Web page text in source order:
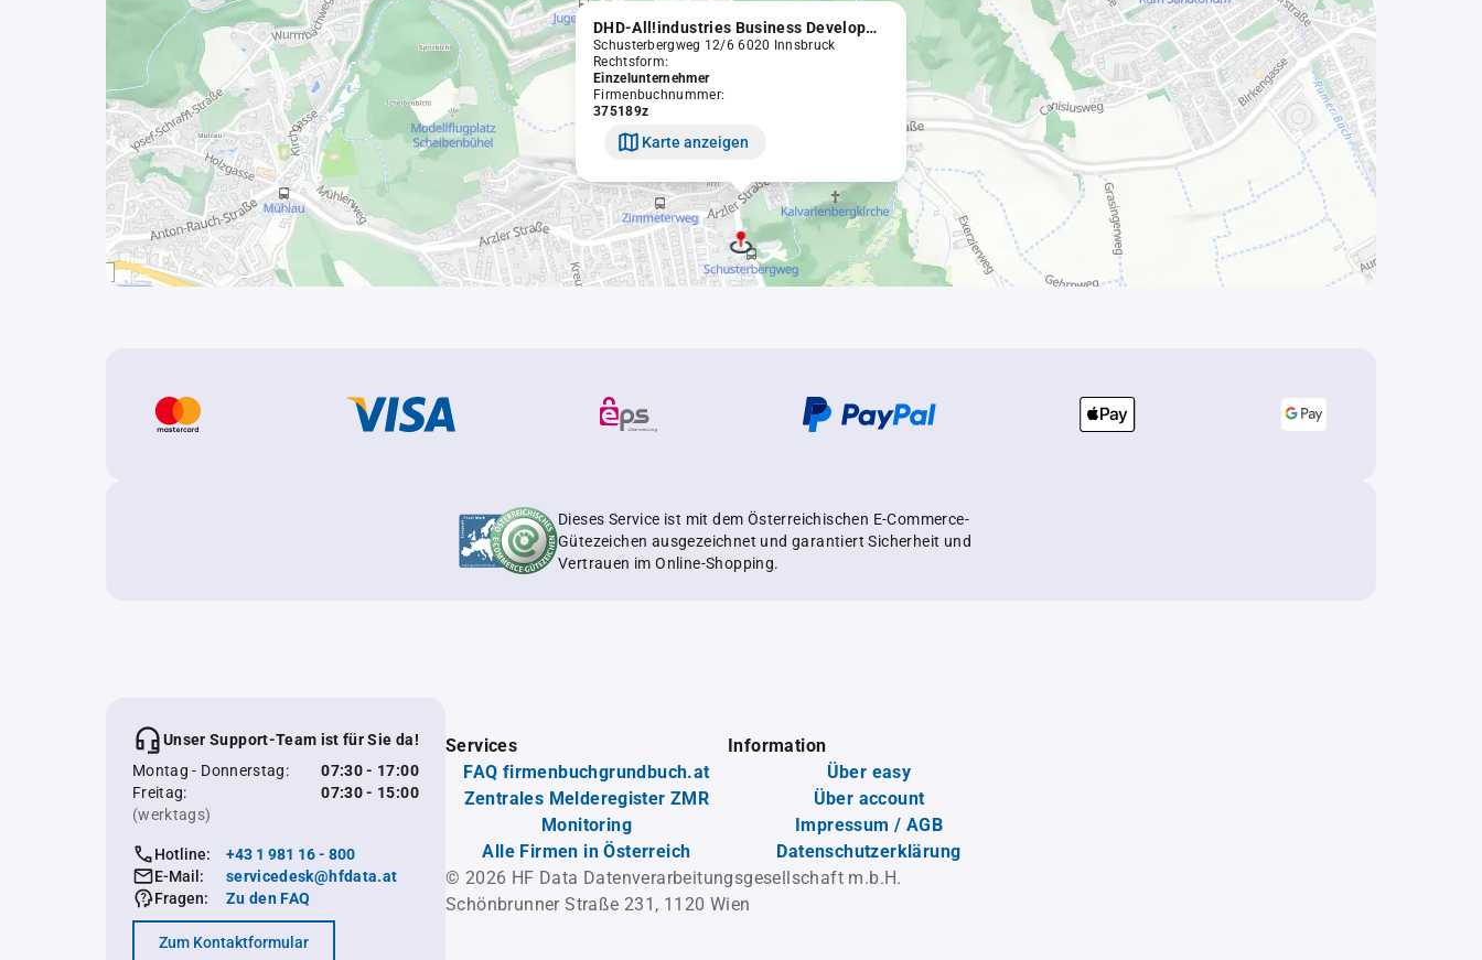
DHD-All!industries Business Development & Export Support e.U.
Schusterbergweg 12/6 6020 Innsbruck
Rechtsform:
Einzelunternehmer
Firmenbuchnummer:
375189z
Karte anzeigen
Dieses Service ist mit dem Österreichischen E-Commerce-
Gütezeichen ausgezeichnet und garantiert Sicherheit und
Vertrauen im Online-Shopping.
Unser Support-Team ist für Sie da!
Montag - Donnerstag:
07:30 - 17:00
Freitag:
07:30 - 15:00
(werktags)
Hotline:
+43 1 981 16 - 800
E-Mail:
servicedesk@hfdata.at
Fragen:
Zu den FAQ
Zum Kontaktformular
Services
FAQ firmenbuchgrundbuch.at
Zentrales Melderegister ZMR
Monitoring
Alle Firmen in Österreich
Information
Über easy
Über account
Impressum / AGB
Datenschutzerklärung
© 2026 HF Data Datenverarbeitungsgesellschaft m.b.H.
Schönbrunner Straße 231, 1120 Wien